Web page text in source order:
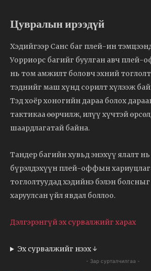
Цувралын ирээдүй
Хэдийгээр Санс баг плей-ин
Уорриорс багийг буулган авч плей-
нь том амжилт боловч эхний
тэднийг маш хүнд сорилт хүлээж
Тэд хоёр хоногийн дараа болох
тактикаа өөрчилж, илүү хүчтэй
шаардлагатай байна.
Тандер багийн хувьд энэхүү ялалт
бүрэлдэхүүн плей-оффын
тоглолтуудад хэдийнэ бэлэн
харуулсан үйл явдал боллоо.
Дэлгэрэнгүй эх сурвалжийг харах
Эх сурвалжийг нээх ↓
- Зар сурталчилгаа -